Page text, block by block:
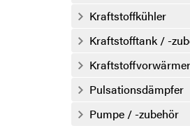
Kraftstoffkühler
Kraftstofftank / -
Kraftstoffvorwärmer
Pulsationsdämpfer
Pumpe / -zubehör